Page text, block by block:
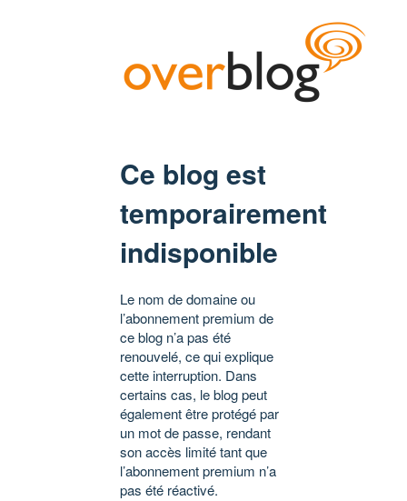
Ce blog est
temporairement
indisponible
Le nom de domaine ou
l’abonnement premium de
ce blog n’a pas été
renouvelé, ce qui explique
cette interruption. Dans
certains cas, le blog peut
également être protégé par
un mot de passe, rendant
son accès limité tant que
l’abonnement premium n’a
pas été réactivé.